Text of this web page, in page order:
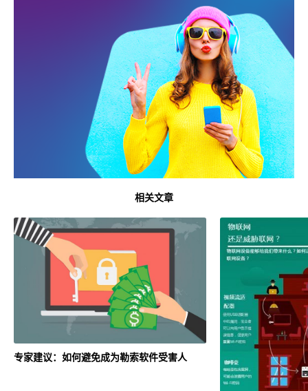
相关文章
专家建议：如何避免成为勒索软件受害人